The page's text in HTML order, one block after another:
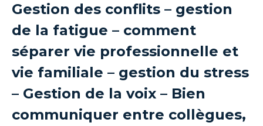
Gestion des conflits – gestion
de la fatigue – comment
séparer vie professionnelle et
vie familiale – gestion du stress
– Gestion de la voix – Bien
communiquer entre collègues,